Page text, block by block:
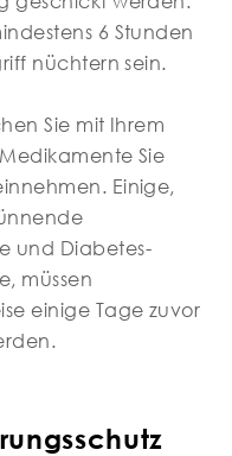
6 Stunden
nüchtern sein.
Sie mit Ihrem
Sie
Einige,
und Diabetes-
müssen
einige Tage zuvor